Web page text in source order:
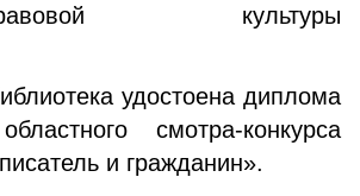
правовой культуры
удостоена диплома
смотра-конкурса
и гражданин».